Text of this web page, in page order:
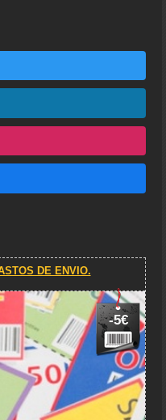
DE ENVIO.
-5€